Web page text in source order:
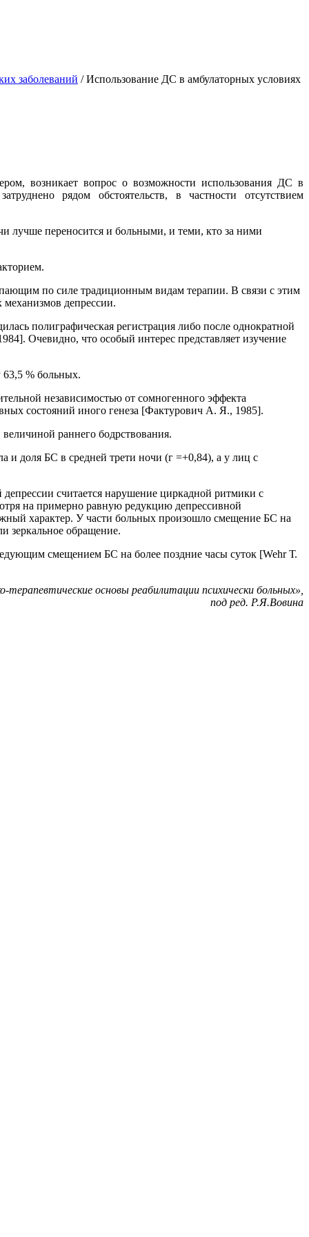
заболеваний /Использование ДС в амбулаторных условиях
возникает вопрос о возможности использования ДС в
рядом обстоятельств, в частности отсутствием
лучше переносится и больными, и теми, кто за ними
по силе традиционным видам терапии. В связи с этим
депрессии.
полиграфическая регистрация либо после однократной
Очевидно, что особый интерес представляет изучение
% больных.
независимостью от сомногенного эффекта
состояний иного генеза [Фактурович А. Я., 1985].
раннего бодрствования.
и доля БС в средней трети ночи (г =+0,84), а у лиц с
считается нарушение циркадной ритмики с
на примерно равную редукцию депрессивной
характер. У части больных произошло смещение БС на
зеркальное обращение.
смещением БС на более поздние часы суток [Wehr Т.
терапевтические основы реабилитации психически больных»,
под ред. Р.Я.Вовина